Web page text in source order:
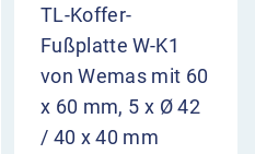
an
gehen weiterhin
Verkehrsteilnehmer
m vor Bezugspunkt
TL-Koffer-
Fußplatte W-K1
von Wemas mit 60
x 60 mm, 5 x Ø 42
/ 40 x 40 mm